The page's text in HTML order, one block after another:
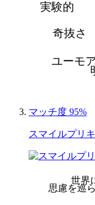
ユーモ
奇抜さ
実験的
マッチ度 95%
スマイルプリ
思慮を巡
世界